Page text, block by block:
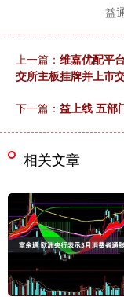
益
上一篇： 维嘉优配平
交所主板挂牌并上市
下一篇： 益上线 五部
相关文章